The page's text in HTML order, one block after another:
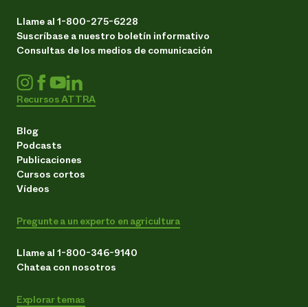
Llame al 1-800-275-6228
Suscríbase a nuestro boletín informativo
Consultas de los medios de comunicación
Recursos ATTRA
Blog
Podcasts
Publicaciones
Cursos cortos
Vídeos
Pregunte a un experto en agricultura
Llame al 1-800-346-9140
Chatea con nosotros
Explorar temas